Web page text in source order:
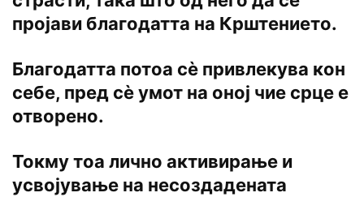
пројави благодатта на Крштението.
Благодатта потоа сѐ привлекува кон
себе, пред сѐ умот на оној чие срце е
отворено.
Токму тоа лично активирање и
усвојување на несоздадената